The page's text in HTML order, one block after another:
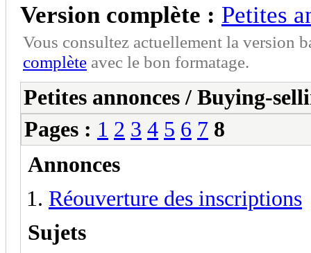
Version complète : Petites
Vous consultez actuellement la version
complète avec le bon formatage.
Petites annonces / Buying-
Pages : 1 2 3 4 5 6 7 8
Annonces
Réouverture des inscriptions
Sujets